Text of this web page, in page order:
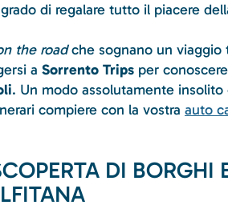
di regalare tutto il piacere
the roadche sognano un viaggio
a Sorrento Trips per conoscere
. Un modo assolutamente
compiere con la vostra auto
DI BORGHI